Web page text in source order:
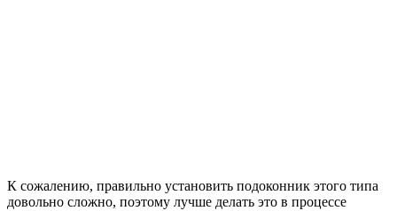
К сожалению, правильно установить подоконник этого типа
довольно сложно, поэтому лучше делать это в процессе